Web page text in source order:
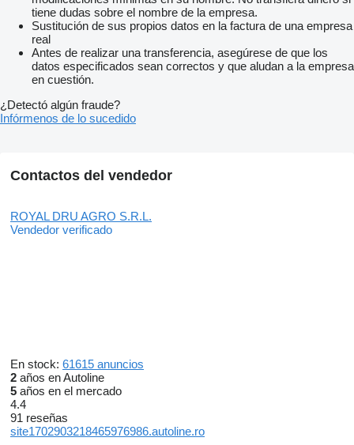
tiene dudas sobre el nombre de la empresa.
Sustitución de sus propios datos en la factura de una empresa
real
Antes de realizar una transferencia, asegúrese de que los
datos especificados sean correctos y que aludan a la empresa
en cuestión.
¿Detectó algún fraude?
Infórmenos de lo sucedido
Contactos del vendedor
ROYAL DRU AGRO S.R.L.
Vendedor verificado
En stock: 61615 anuncios
2 años en Autoline
5 años en el mercado
4.4
91 reseñas
site1702903218465976986.autoline.ro